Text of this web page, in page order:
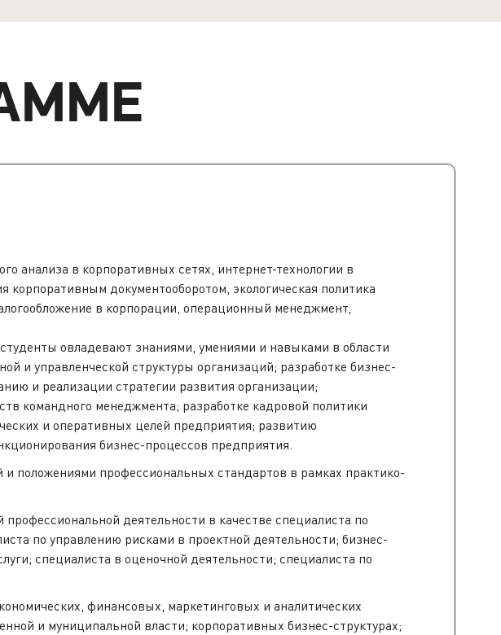
анализа в корпоративных сетях, интернет-технологии в
документооборотом, экологическая политика
в корпорации, операционный менеджмент,
овладевают знаниями, умениями и навыками в области
и управленческой структуры организаций; разработке бизнес-
и реализации стратегии развития организации;
командного менеджмента; разработке кадровой политики
и оперативных целей предприятия; развитию
бизнес-процессов предприятия.
и положениями профессиональных стандартов в рамках практико-
деятельности в качестве специалиста по
по управлению рисками в проектной деятельности; бизнес-
специалиста в оценочной деятельности; специалиста по
финансовых, маркетинговых и аналитических
и муниципальной власти; корпоративных бизнес-структурах;